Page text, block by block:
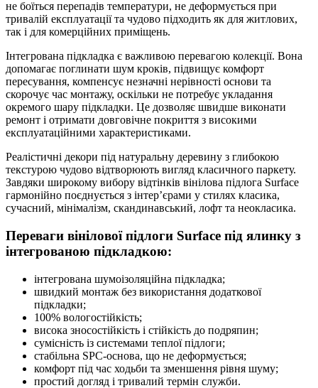
не боїться перепадів температури, не деформується при
тривалій експлуатації та чудово підходить як для житлових,
так і для комерційних приміщень.
Інтегрована підкладка є важливою перевагою колекції. Вона
допомагає поглинати шум кроків, підвищує комфорт
пересування, компенсує незначні нерівності основи та
скорочує час монтажу, оскільки не потребує укладання
окремого шару підкладки. Це дозволяє швидше виконати
ремонт і отримати довговічне покриття з високими
експлуатаційними характеристиками.
Реалістичні декори під натуральну деревину з глибокою
текстурою чудово відтворюють вигляд класичного паркету.
Завдяки широкому вибору відтінків вінілова підлога Surface
гармонійно поєднується з інтер’єрами у стилях класика,
сучасний, мінімалізм, скандинавський, лофт та неокласика.
Переваги вінілової підлоги Surface під ялинку з
інтегрованою підкладкою:
інтегрована шумоізоляційна підкладка;
швидкий монтаж без використання додаткової
підкладки;
100% вологостійкість;
висока зносостійкість і стійкість до подряпин;
сумісність із системами теплої підлоги;
стабільна SPC-основа, що не деформується;
комфорт під час ходьби та зменшення рівня шуму;
простий догляд і тривалий термін служби.